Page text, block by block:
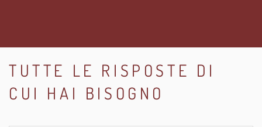
TUTTE LE RISPOSTE DI
CUI HAI BISOGNO